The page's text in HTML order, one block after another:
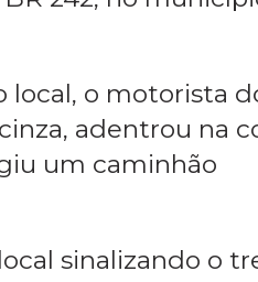
242, no
um caminhão